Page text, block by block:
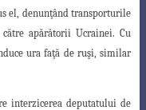
el, denunţând transporturile
apărătorii Ucrainei. Cu
ura faţă de ruşi, similar
interzicerea deputatului de